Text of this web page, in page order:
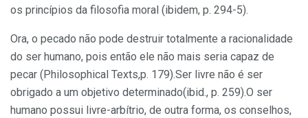
os princípios da filosofia moral (ibidem, p. 294-5).
Ora, o pecado não pode destruir totalmente a racionalidade
do ser humano, pois então ele não mais seria capaz de
pecar (Philosophical Texts,p. 179).Ser livre não é ser
obrigado a um objetivo determinado(ibid., p. 259).O ser
humano possui livre-arbítrio, de outra forma, os conselhos,